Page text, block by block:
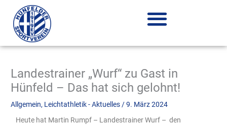
Inhalt
springen
Landestrainer „Wurf“ zu Gast in
Hünfeld – Das hat sich gelohnt!
Allgemein, Leichtathletik - Aktuelles /9. März 2024
Heute hat Martin Rumpf – Landestrainer Wurf – den